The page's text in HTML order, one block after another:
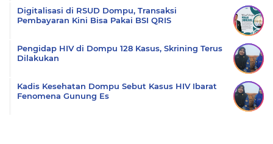
Digitalisasi di RSUD Dompu, Transaksi
Pembayaran Kini Bisa Pakai BSI QRIS
Pengidap HIV di Dompu 128 Kasus, Skrining Terus
Dilakukan
Kadis Kesehatan Dompu Sebut Kasus HIV Ibarat
Fenomena Gunung Es